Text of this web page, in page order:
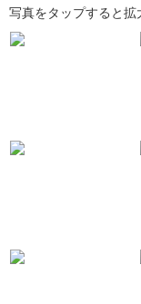
写真をタップすると拡